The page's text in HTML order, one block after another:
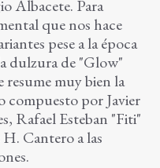
Albacete. Para
que nos hace
pese a la época
dulzura de "Glow"
muy bien la
compuesto por Javier
Rafael Esteban "Fiti"
Cantero a las